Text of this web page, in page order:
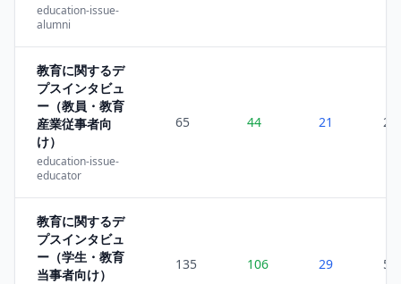
education-issue-
alumni
教育に関するデ
プスインタビュ
ー（教員・教育
産業従事者向
け）
education-issue-
educator
65 44 21 24
教育に関するデ
プスインタビュ
ー（学生・教育
当事者向け）
135 106 29 58